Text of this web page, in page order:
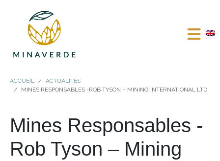
ACCUEIL
ACTUALITÉS
MINES RESPONSABLES -ROB TYSON – MINING INTERNATIONAL LTD
Mines Responsables -
Rob Tyson – Mining